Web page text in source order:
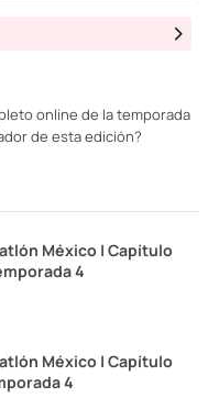
online de la temporada
de esta edición?
México | Capítulo
4
México | Capítulo
4